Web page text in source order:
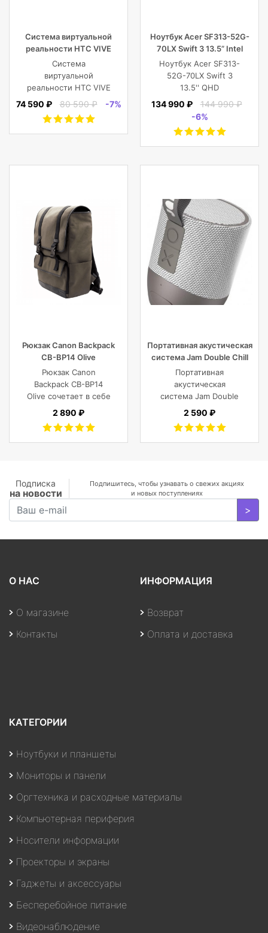
Система виртуальной
реальности HTC VIVE
Cosmos
Система
виртуальной
реальности HTC VIVE
Cosmos
74 590 ₽ 80 590 ₽ -7%
Ноутбук Acer SF313-52G-
70LX Swift 3 13.5” Intel
Core i7 16 GB 1TB SSD,
Silver
Ноутбук Acer SF313-
52G-70LX Swift 3
13.5'' QHD
(2256x1504) IPS/Intel
Core i7-1065G7
1.30GHz Quad/16
GB+1TB SSD/GF
MX350 2
134 990 ₽
144 990 ₽
-6%
Рюкзак Canon Backpack
CB-BP14 Olive
Рюкзак Canon
Backpack CB-BP14
Olive сочетает в себе
винтажный стиль,
функциональность,
современный
комфорт, и защиту
планшета, ноутбука
или DJI Mavic и пр.
2 890 ₽
Портативная акустическая
система Jam Double Chill
Grey
Портативная
акустическая
система Jam Double
Chill Grey (серый)
2 590 ₽
Подписка
на новости
Подпишитесь, чтобы узнавать о свежих акциях
и новых поступлениях
>
О НАС
О магазине
Контакты
ИНФОРМАЦИЯ
Возврат
Оплата и доставка
КАТЕГОРИИ
Ноутбуки и планшеты
Мониторы и панели
Оргтехника и расходные материалы
Компьютерная периферия
Носители информации
Проекторы и экраны
Гаджеты и аксессуары
Бесперебойное питание
Видеонаблюдение